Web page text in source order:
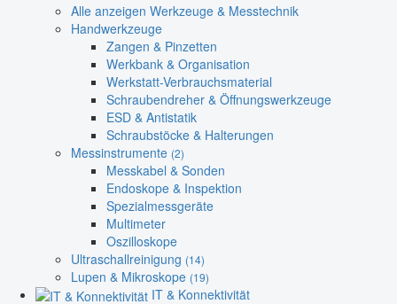
Alle anzeigen Werkzeuge & Messtechnik
Handwerkzeuge
Zangen & Pinzetten
Werkbank & Organisation
Werkstatt-Verbrauchsmaterial
Schraubendreher & Öffnungswerkzeuge
ESD & Antistatik
Schraubstöcke & Halterungen
Messinstrumente (2)
Messkabel & Sonden
Endoskope & Inspektion
Spezialmessgeräte
Multimeter
Oszilloskope
Ultraschallreinigung (14)
Lupen & Mikroskope (19)
IT & Konnektivität